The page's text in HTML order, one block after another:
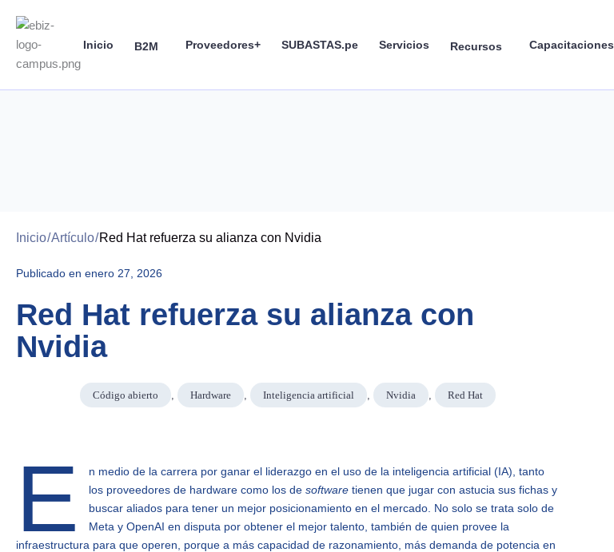
content
Inicio B2M Proveedores+ SUBASTAS.pe Servicios Recursos Capacitaciones
Inicio/Artículo/Red Hat refuerza su alianza con Nvidia
Publicado en enero 27, 2026
Red Hat refuerza su alianza con
Nvidia
Código abierto , Hardware , Inteligencia artificial , Nvidia , Red Hat
E
n medio de la carrera por ganar el liderazgo en el uso de la inteligencia artificial (IA), tanto
los proveedores de hardware como los de software tienen que jugar con astucia sus fichas y
buscar aliados para tener un mejor posicionamiento en el mercado. No solo se trata solo de
Meta y OpenAI en disputa por obtener el mejor talento, también de quien provee la
infraestructura para que operen, porque a más capacidad de razonamiento, más demanda de potencia en